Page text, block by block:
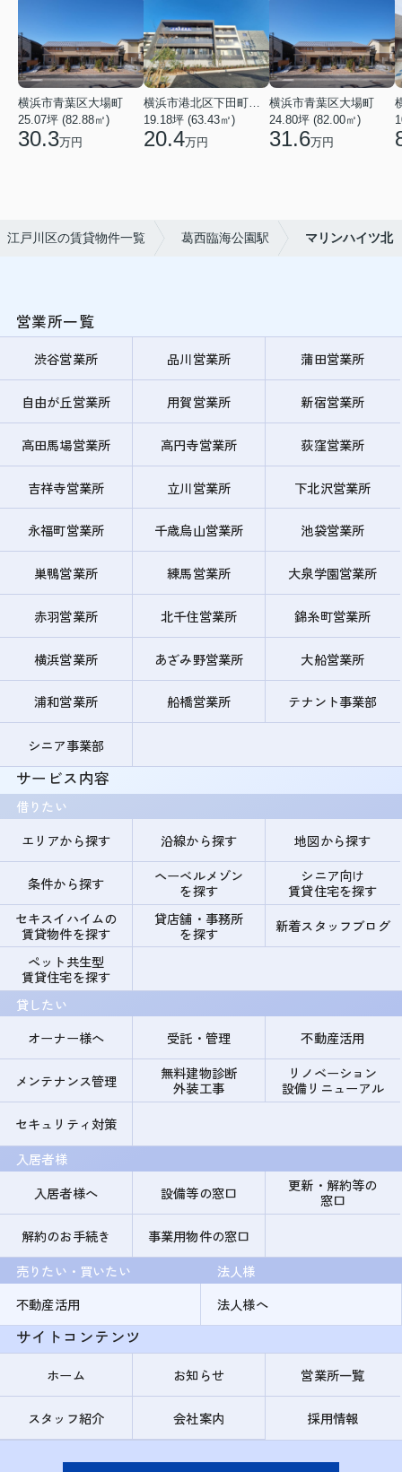
横浜市青葉区大場町
25.07坪 (82.88㎡)
30.3万円
19.18坪 (63.43㎡)
20.4万円
横浜市青葉区大場町
24.80坪 (82.00㎡)
31.6万円
江戸川区の賃貸物件一覧 葛西臨海公園駅 マリンハイツ北
営業所一覧
渋谷営業所 品川営業所 蒲田営業所
自由が丘営業所 用賀営業所 新宿営業所
高田馬場営業所 高円寺営業所 荻窪営業所
吉祥寺営業所 立川営業所 下北沢営業所
永福町営業所 千歳烏山営業所 池袋営業所
巣鴨営業所 練馬営業所 大泉学園営業所
赤羽営業所 北千住営業所 錦糸町営業所
横浜営業所 あざみ野営業所 大船営業所
浦和営業所 船橋営業所 テナント事業部
シニア事業部
サービス内容
借りたい
エリアから探す
沿線から探す 地図から探す
条件から探す
ヘーベルメゾン
を探す
シニア向け
賃貸住宅を探す
セキスイハイムの
賃貸物件を探す
貸店舗・事務所
を探す
新着スタッフブログ
ペット共生型
賃貸住宅を探す
貸したい
オーナー様へ
受託・管理 不動産活用
メンテナンス管理
無料建物診断
外装工事
リノベーション
設備リニューアル
セキュリティ対策
入居者様
入居者様へ
設備等の窓口
更新・解約等の
窓口
解約のお手続き
事業用物件の窓口
売りたい・買いたい
不動産活用
法人様
法人様へ
サイトコンテンツ
ホーム お知らせ 営業所一覧
スタッフ紹介 会社案内 採用情報